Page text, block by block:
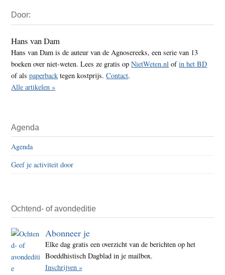
Sidebar
Door:
Hans van Dam
Hans van Dam is de auteur van de Agnosereeks, een serie van 13
boeken over niet-weten. Lees ze gratis opNietWeten.nl ofin het BD
of alspaperback tegen kostprijs.Contact.
Alle artikelen »
Agenda
Agenda
Geef je activiteit door
Ochtend- of avondeditie
Abonneer je
Elke dag gratis een overzicht van de berichten op het
Boeddhistisch Dagblad in je mailbox.
Inschrijven »